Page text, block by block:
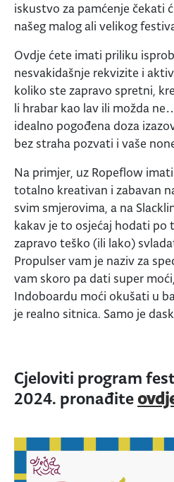
iskustvo za pamćenje čekati
našeg malog ali velikog
Ovdje ćete imati priliku
nesvakidašnje rekvizite i
koliko ste zapravo spretni,
li hrabar kao lav ili možda
idealno pogođena doza
bez straha pozvati i vaše
Na primjer, uz Ropeflow
totalno kreativan i zabavan
svim smjerovima, a na
kakav je to osjećaj hodati po
zapravo teško (ili lako)
Propulser vam je naziv za
vam skoro pa dati super
Indoboardu moći okušati u
je realno sitnica. Samo je
Cjeloviti program
2024. pronađite